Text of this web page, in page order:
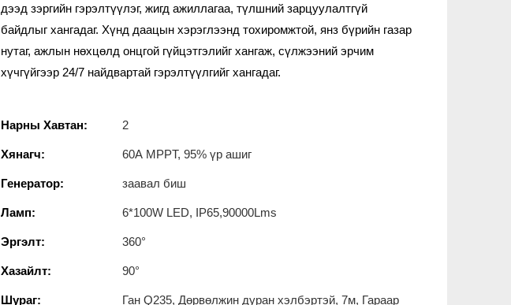
дээд зэргийн гэрэлтүүлэг, жигд ажиллагаа, түлшний зарцуулалтгүй
байдлыг хангадаг. Хүнд даацын хэрэглээнд тохиромжтой, янз бүрийн газар
нутаг, ажлын нөхцөлд онцгой гүйцэтгэлийг хангаж, сүлжээний эрчим
хүчгүйгээр 24/7 найдвартай гэрэлтүүлгийг хангадаг.
Нарны Хавтан: 2
Хянагч: 60А MPPT, 95% үр ашиг
Генератор: заавал биш
Ламп: 6*100W LED, IP65,90000Lms
Эргэлт: 360°
Хазайлт: 90°
Шураг:
Ган Q235, Дөрвөлжин дуран хэлбэртэй, 7м, Гараар